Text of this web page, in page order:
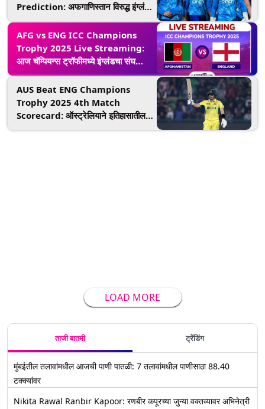
Prediction: अफगाणिस्तान विरुद्ध इंग्लंड
सामन्यापूर्वी सर्वोत्तम प्लेइंग इलेव्हन कशी
निवडाल जाणून घ्या
AFG vs ENG ICC Champions
Trophy 2025 Live Streaming:
आज चॅम्पियन्स ट्रॉफीमध्ये इंग्लंडचा संघ
अफगाणिस्तानशी भिडणार; थेट प्रक्षेपण कधी,
कुठे आणि कसे पहाल?
AUS Beat ENG Champions
Trophy 2025 4th Match
Scorecard: ऑस्ट्रेलियाने इतिहासातील
LOAD MORE
ताजी बातमी ट्रेंडिंग
मुंबईतील तलावांमधील आजची पाणी पातळी: 7 तलावांमधील पाणीसाठा 88.40
टक्क्यांवर
Nikita Rawal Ranbir Kapoor: रणबीर कपूरच्या जुन्या वक्तव्यावर अभिनेत्री